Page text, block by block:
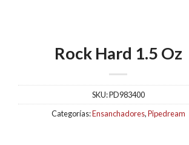
Rock Hard 1.5 Oz
SKU:PD983400
Categorías:Ensanchadores,Pipedream